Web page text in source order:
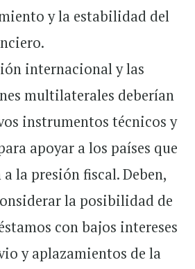
y la estabilidad del
internacional y las
multilaterales deberían
instrumentos técnicos y
apoyar a los países que
la presión fiscal. Deben,
la posibilidad de
con bajos intereses
y aplazamientos de la